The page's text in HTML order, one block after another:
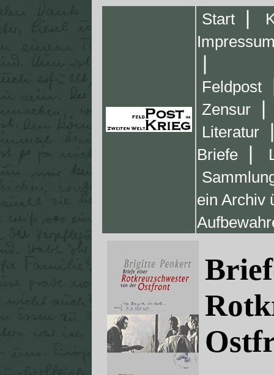
Start
Feldpost
Zensur
Literatur
Briefe
ein Archiv